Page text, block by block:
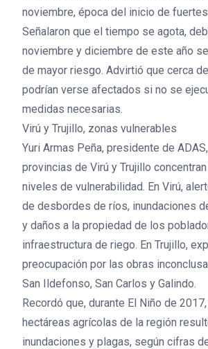
noviembre, época del inicio de fuertes
Señalaron que el tiempo se agota,
noviembre y diciembre de este año
de mayor riesgo. Advirtió que cerca
podrían verse afectados si no se
medidas necesarias.
Virú y Trujillo, zonas vulnerables
Yuri Armas Peña, presidente de
provincias de Virú y Trujillo
niveles de vulnerabilidad. En Virú,
de desbordes de ríos, inundaciones
y daños a la propiedad de los
infraestructura de riego. En Trujillo,
preocupación por las obras
San Ildefonso, San Carlos y Galindo.
Recordó que, durante El Niño de
hectáreas agrícolas de la región
inundaciones y plagas, según cifras